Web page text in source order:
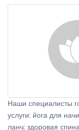
Наши специалисты
услуги: йога для
ланч; здоровая